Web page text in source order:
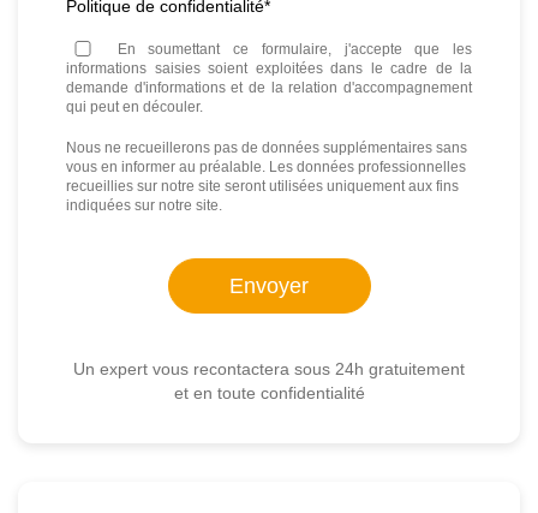
Politique de confidentialité*
En soumettant ce formulaire, j'accepte que les
informations saisies soient exploitées dans le cadre de la
demande d'informations et de la relation d'accompagnement
qui peut en découler.
Nous ne recueillerons pas de données supplémentaires sans
vous en informer au préalable. Les données professionnelles
recueillies sur notre site seront utilisées uniquement aux fins
indiquées sur notre site.
Un expert vous recontactera sous 24h gratuitement
et en toute confidentialité